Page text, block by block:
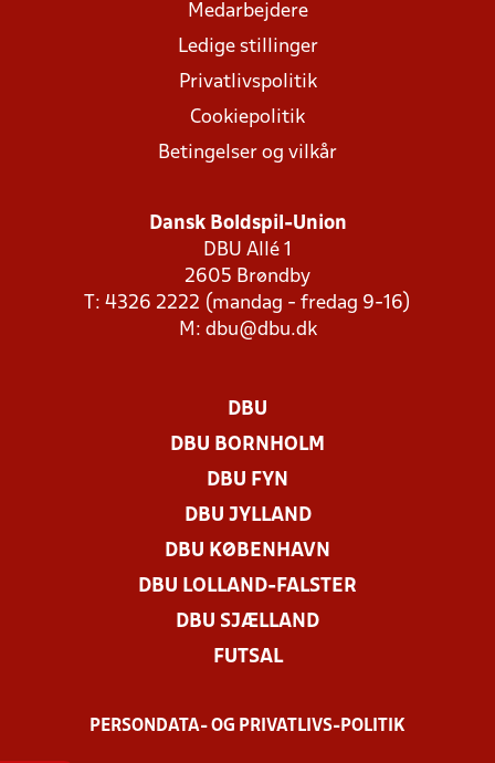
Medarbejdere
Ledige stillinger
Privatlivspolitik
Cookiepolitik
Betingelser og vilkår
Dansk Boldspil-Union
DBU Allé 1
2605 Brøndby
T: 4326 2222 (mandag - fredag 9-16)
M: dbu@dbu.dk
DBU
DBU BORNHOLM
DBU FYN
DBU JYLLAND
DBU KØBENHAVN
DBU LOLLAND-FALSTER
DBU SJÆLLAND
FUTSAL
PERSONDATA- OG PRIVATLIVS-POLITIK